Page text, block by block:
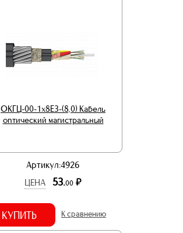
ОКГЦ-00-1х8Е3-(8,0) Кабель
оптический магистральный
Артикул:4926
ЦЕНА
53.00 р.
КУПИТЬ К сравнению